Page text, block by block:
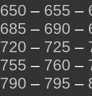
650 – 655 –
685 – 690 –
720 – 725 –
755 – 760 –
790 – 795 –